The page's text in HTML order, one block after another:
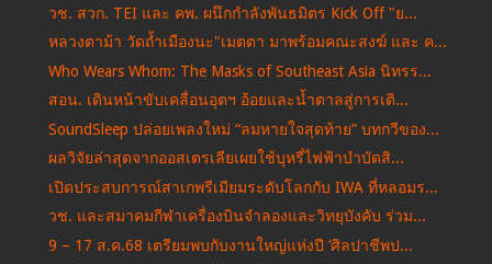
วช. สวก. TEI และ คพ. ผนึกกำลังพันธมิตร Kick Off "ย...
หลวงตาม้า วัดถ้ำเมืองนะ"เมตตา มาพร้อมคณะสงฆ์ และ ค...
Who Wears Whom: The Masks of Southeast Asia นิทรร...
สอน. เดินหน้าขับเคลื่อนอุตฯ อ้อยและน้ำตาลสู่การเติ...
SoundSleep ปล่อยเพลงใหม่ “ลมหายใจสุดท้าย” บทกวีของ...
ผลวิจัยล่าสุดจากออสเตรเลียเผยใช้บุหรี่ไฟฟ้าบำบัดสิ...
เปิดประสบการณ์สาเกพรีเมียมระดับโลกกับ IWA ที่หลอมร...
วช. และสมาคมกีฬาเครื่องบินจำลองและวิทยุบังคับ ร่วม...
9 – 17 ส.ค.68 เตรียมพบกับงานใหญ่แห่งปี ‘ศิลปาชีพป...